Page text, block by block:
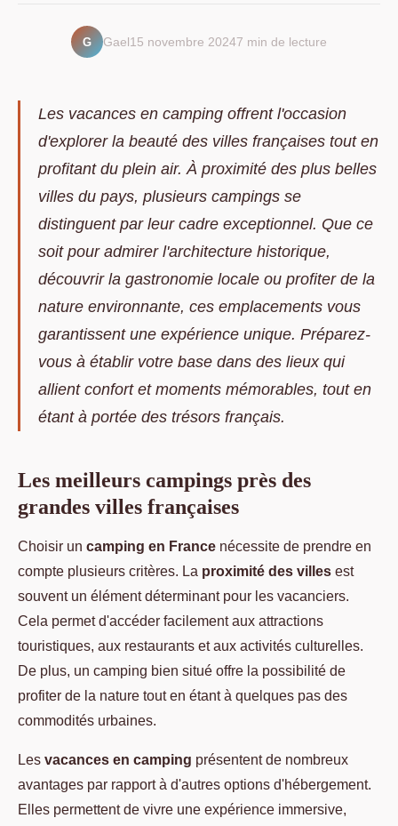
G Gael15 novembre 20247 min de lecture
Les vacances en camping offrent l'occasion
d'explorer la beauté des villes françaises tout en
profitant du plein air. À proximité des plus belles
villes du pays, plusieurs campings se
distinguent par leur cadre exceptionnel. Que ce
soit pour admirer l'architecture historique,
découvrir la gastronomie locale ou profiter de la
nature environnante, ces emplacements vous
garantissent une expérience unique. Préparez-
vous à établir votre base dans des lieux qui
allient confort et moments mémorables, tout en
étant à portée des trésors français.
Les meilleurs campings près des
grandes villes françaises
Choisir un camping en France nécessite de prendre en
compte plusieurs critères. La proximité des villes est
souvent un élément déterminant pour les vacanciers.
Cela permet d'accéder facilement aux attractions
touristiques, aux restaurants et aux activités culturelles.
De plus, un camping bien situé offre la possibilité de
profiter de la nature tout en étant à quelques pas des
commodités urbaines.
Les vacances en camping présentent de nombreux
avantages par rapport à d'autres options d'hébergement.
Elles permettent de vivre une expérience immersive,